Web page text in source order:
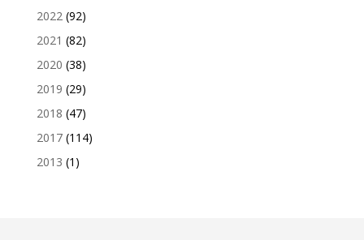
2022 (92)
2021 (82)
2020 (38)
2019 (29)
2018 (47)
2017(114)
2013 (1)